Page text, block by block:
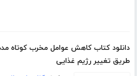
دانلود کتاب کاهش عوامل مخرب کوتاه
طریق تغییر رژیم غذایی